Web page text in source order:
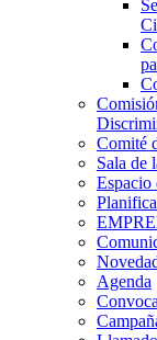
Comité
Sala de
Espacio
Agenda